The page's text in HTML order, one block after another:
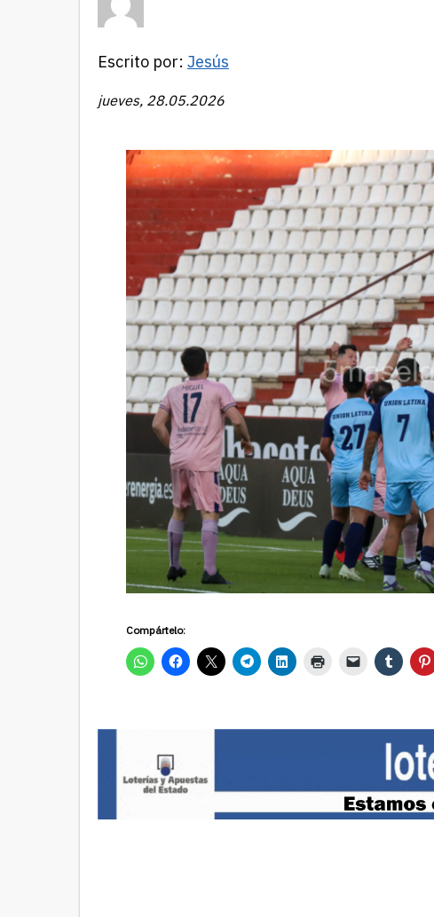
Escrito por: Jesús
jueves, 28.05.2026
Compártelo: